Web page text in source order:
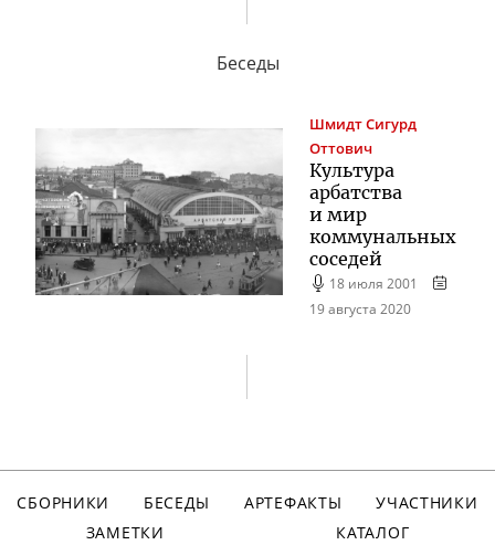
Беседы
ШмидтСигурд
Оттович
Культура
арбатства
и мир
коммунальных
соседей
18 июля 2001
19 августа 2020
СБОРНИКИ БЕСЕДЫ АРТЕФАКТЫ
УЧАСТНИКИ
ЗАМЕТКИ
КАТАЛОГ